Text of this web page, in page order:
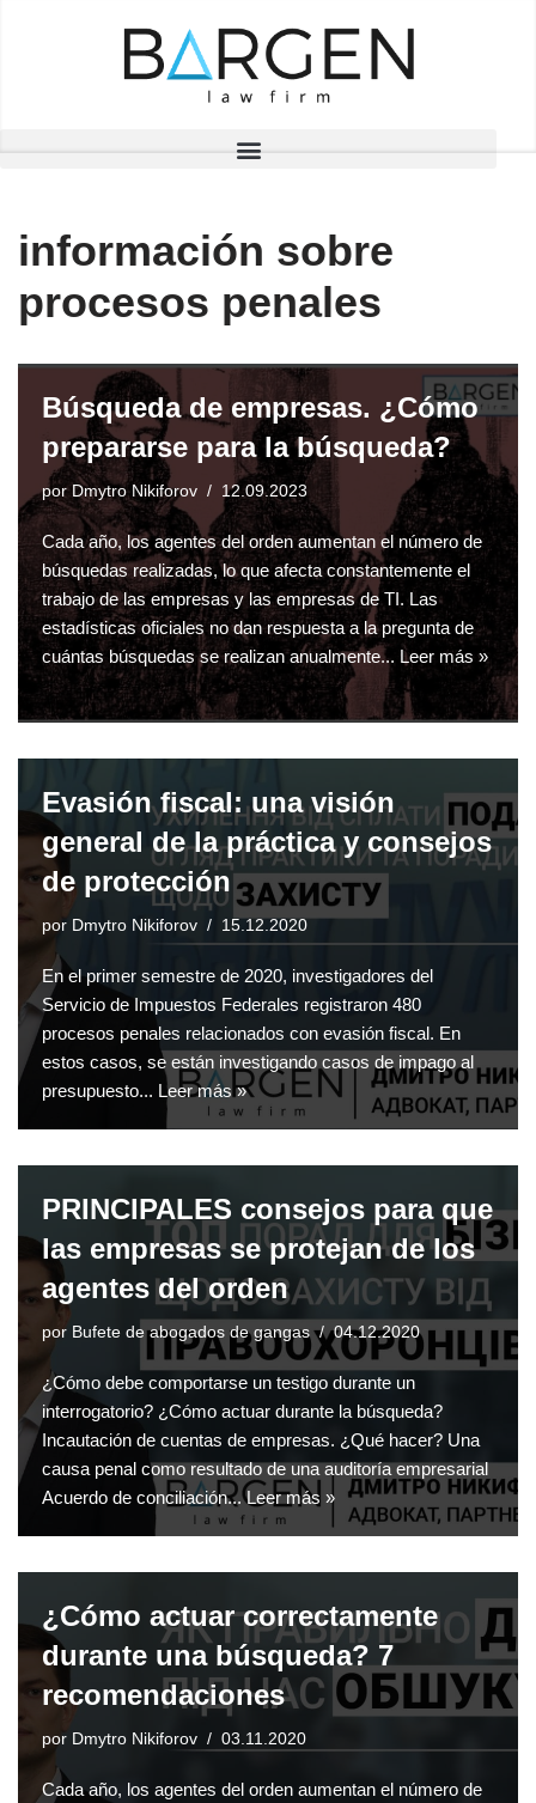
información sobre
procesos penales
Búsqueda de empresas. ¿Cómo
prepararse para la búsqueda?
por Dmytro Nikiforov 12.09.2023
Cada año, los agentes del orden aumentan el número de
búsquedas realizadas, lo que afecta constantemente el
trabajo de las empresas y las empresas de TI. Las
estadísticas oficiales no dan respuesta a la pregunta de
cuántas búsquedas se realizan anualmente... Leer más »
Evasión fiscal: una visión
general de la práctica y consejos
de protección
por Dmytro Nikiforov 15.12.2020
En el primer semestre de 2020, investigadores del
Servicio de Impuestos Federales registraron 480
procesos penales relacionados con evasión fiscal. En
estos casos, se están investigando casos de impago al
presupuesto... Leer más »
PRINCIPALES consejos para que
las empresas se protejan de los
agentes del orden
por Bufete de abogados de gangas 04.12.2020
¿Cómo debe comportarse un testigo durante un
interrogatorio? ¿Cómo actuar durante la búsqueda?
Incautación de cuentas de empresas. ¿Qué hacer? Una
causa penal como resultado de una auditoría empresarial
Acuerdo de conciliación...Leer más »
¿Cómo actuar correctamente
durante una búsqueda? 7
recomendaciones
por Dmytro Nikiforov 03.11.2020
Cada año, los agentes del orden aumentan el número de